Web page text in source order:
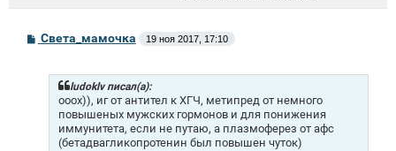
С
о
Света_мамочка 19 ноя 2017, 17:10
ludoklv писал(а):
ооох)), иг от антител к ХГЧ, метипред от немного
повышеных мужских гормонов и для понижения
иммунитета, если не путаю, а плазмоферез от афс
(бетадвагликопротенин был повышен чуток)